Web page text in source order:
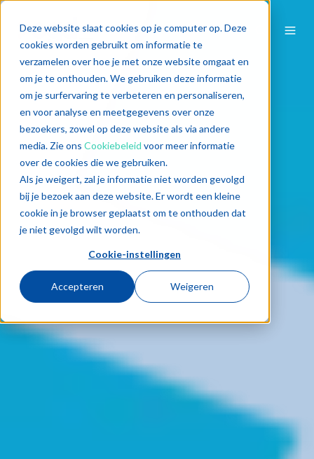
Deze website slaat cookies op je computer op. Deze
cookies worden gebruikt om informatie te
verzamelen over hoe je met onze website omgaat en
om je te onthouden. We gebruiken deze informatie
om je surfervaring te verbeteren en personaliseren,
en voor analyse en meetgegevens over onze
bezoekers, zowel op deze website als via andere
media. Zie ons Cookiebeleid voor meer informatie
over de cookies die we gebruiken.
Als je weigert, zal je informatie niet worden gevolgd
bij je bezoek aan deze website. Er wordt een kleine
cookie in je browser geplaatst om te onthouden dat
je niet gevolgd wilt worden.
Cookie-instellingen
Accepteren Weigeren